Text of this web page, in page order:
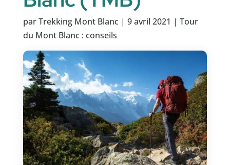
parTrekking Mont Blanc| 9 avril 2021 | Tour
du Mont Blanc : conseils